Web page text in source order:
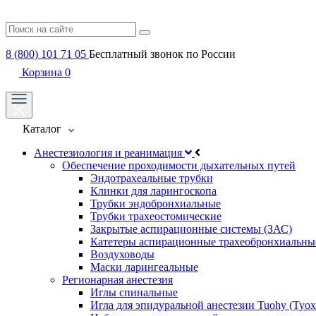
8 (800) 101 71 05 Бесплатный звонок по России
Корзина 0
Каталог
Анестезиология и реанимация
Обеспечение проходимости дыхательных путей
Эндотрахеальные трубки
Клинки для ларингоскопа
Трубки эндобронхиальные
Трубки трахеостомические
Закрытые аспирационные системы (ЗАС)
Катетеры аспирационные
Воздуховоды
Маски ларингеальные
Регионарная анестезия
Иглы спинальные
Игла для эпидуральной анестезии Tuohy